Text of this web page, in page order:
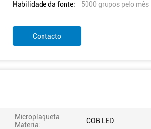
Habilidade da fonte:
5000 grupos pelo mês
Contacto
Microplaqueta
Materia:
COB LED